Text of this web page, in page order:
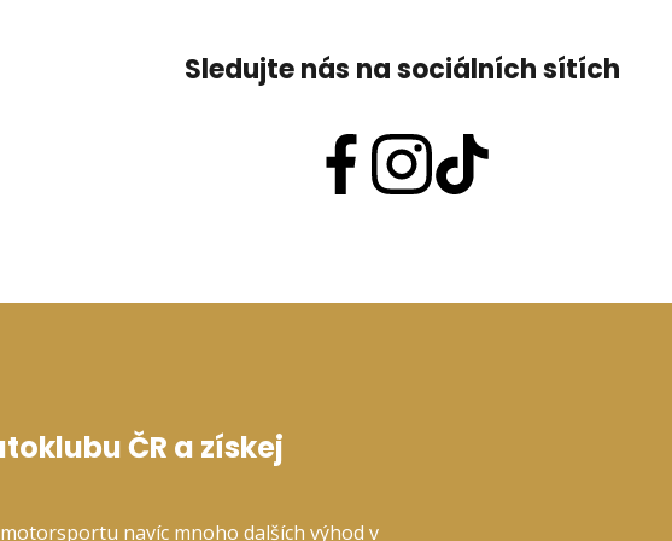
Sledujte nás na sociálních sítích
ČR a získej
navíc mnoho dalších výhod v